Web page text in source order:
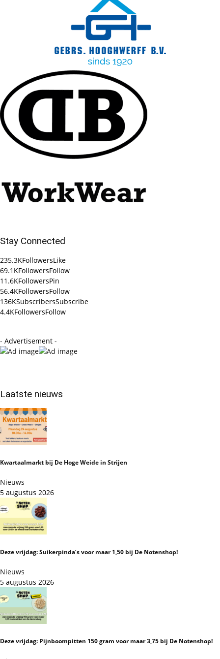
Stay Connected
235.3KFollowersLike
69.1KFollowersFollow
11.6KFollowersPin
56.4KFollowersFollow
136KSubscribersSubscribe
4.4KFollowersFollow
- Advertisement -
Laatste nieuws
Kwartaalmarkt bij De Hoge Weide in Strijen
Nieuws
5 augustus 2026
Deze vrijdag: Suikerpinda’s voor maar 1,50 bij De Notenshop!
Nieuws
5 augustus 2026
Deze vrijdag: Pijnboompitten 150 gram voor maar 3,75 bij De Notenshop!